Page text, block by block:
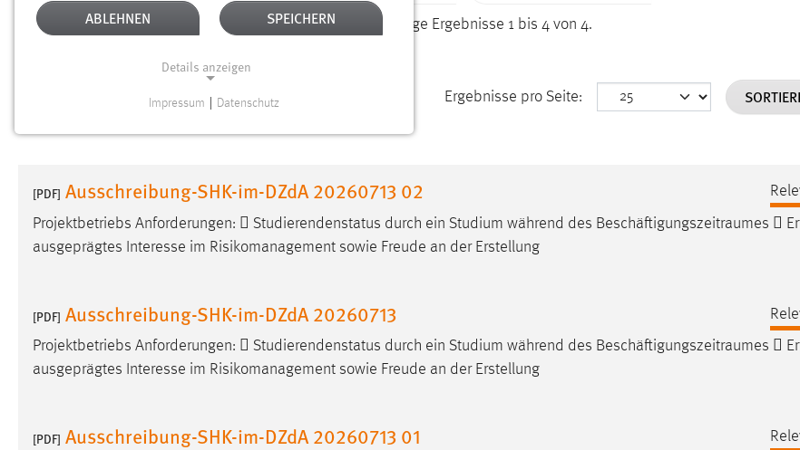
Gesucht nach "raum". Es wurden 4 Ergebnisse gefunden. Zeige Ergebnisse 1 bis 4 von 4.
Ergebnisse pro Seite:
[PDF] Ausschreibung-SHK-im-DZdA 20260713 02
Projektbetriebs Anforderungen:  Studierendenstatus durch ein Studium während des Beschäftigungszeitraumes 
ausgeprägtes Interesse im Risikomanagement sowie Freude an der Erstellung
[PDF] Ausschreibung-SHK-im-DZdA 20260713
Projektbetriebs Anforderungen:  Studierendenstatus durch ein Studium während des Beschäftigungszeitraumes 
ausgeprägtes Interesse im Risikomanagement sowie Freude an der Erstellung
[PDF] Ausschreibung-SHK-im-DZdA 20260713 01
ABLEHNEN SPEICHERN
Details anzeigen
Website erforderlich.
Einverständnis
Zweck:
Dieser Cookie speichert die
ausgewählten Einverständnis-Optionen
des Benutzers
Cookie Laufzeit: 1 Jahr
Performance
Impressum Datenschutz